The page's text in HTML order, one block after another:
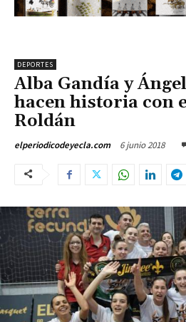
DEPORTES
Alba Gandía y
hacen historia con
Roldán
elperiodicodeyecla.com 6 junio 2018